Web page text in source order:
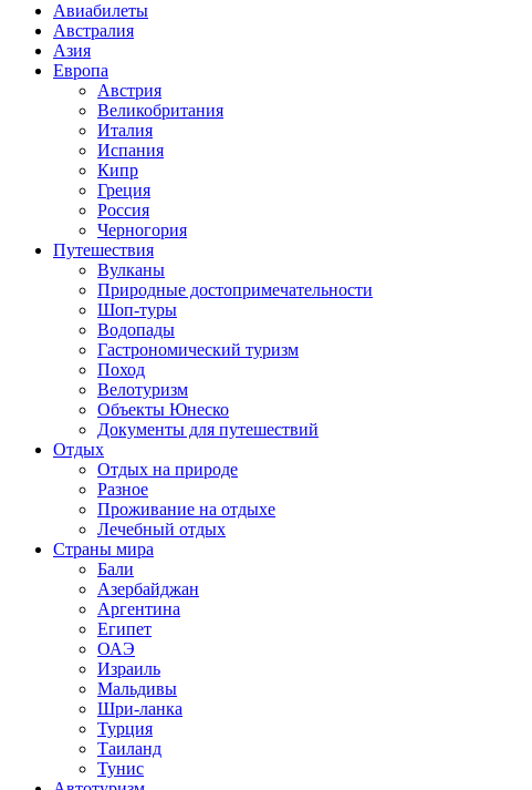
Авиабилеты
Австралия
Азия
Европа
Австрия
Великобритания
Италия
Испания
Кипр
Греция
Россия
Черногория
Путешествия
Вулканы
Природные достопримечательности
Шоп-туры
Водопады
Гастрономический туризм
Поход
Велотуризм
Объекты Юнеско
Документы для путешествий
Отдых
Отдых на природе
Разное
Проживание на отдыхе
Лечебный отдых
Страны мира
Бали
Азербайджан
Аргентина
Египет
ОАЭ
Израиль
Мальдивы
Шри-ланка
Турция
Таиланд
Тунис